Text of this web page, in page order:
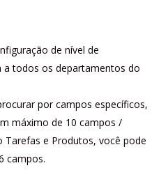
de nível de
a todos os departamentos do
por campos específicos,
máximo de 10 campos /
Tarefas e Produtos, você pode
campos.